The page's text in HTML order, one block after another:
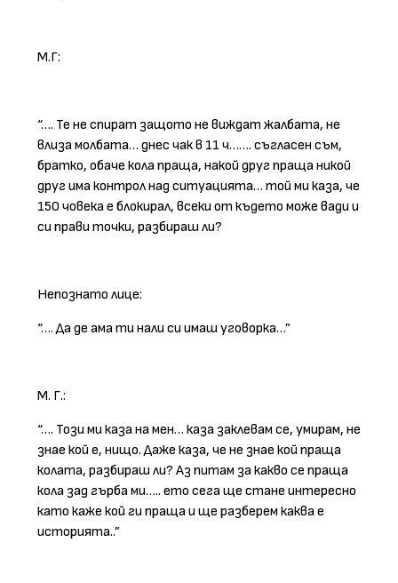
М.Г:
“…. Те не спират защото не виждат жалбата, не
влиза молбата… днес чак в 11 ч……. съгласен съм,
братко, обаче кола праща, накой друг праща никой
друг има контрол над ситуацията… той ми каза, че
150 човека е блокирал, всеки от където може вади и
си прави точки, разбираш ли?
Непознато лице:
“…. Да де ама ти нали си имаш уговорка…”
М. Г.:
“…. Този ми каза на мен… каза заклевам се, умирам, не
знае кой е, нищо. Даже каза, че не знае кой праща
колата, разбираш ли? Аз питам за какво се праща
кола зад гърба ми….. ето сега ще стане интересно
като каже кой ги праща и ще разберем каква е
историята..”